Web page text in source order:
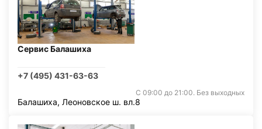
Сервис Балашиха
+7 (495) 431-63-63
С 09:00 до 21:00. Без выходных
Балашиха, Леоновское ш. вл.8